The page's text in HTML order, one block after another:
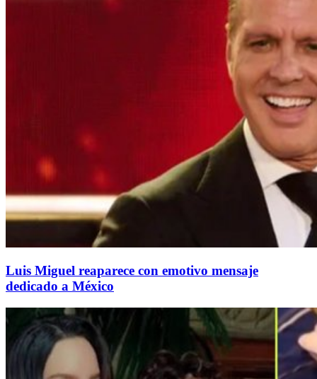
Luis Miguel reaparece con emotivo mensaje
dedicado a México